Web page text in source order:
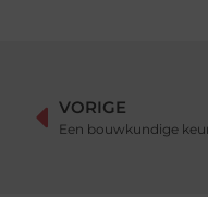
VORIGE